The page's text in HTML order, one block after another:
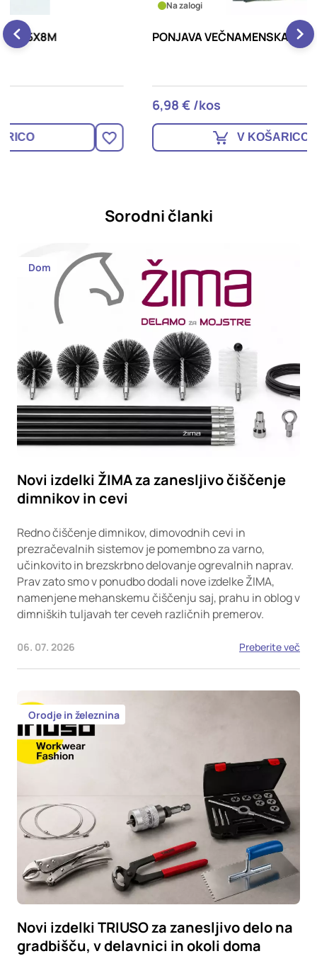
PONJAVA VEČNAMENSKA 2X3M
Sorodni članki
Dom
Novi izdelki ŽIMA za zanesljivo čiščenje
dimnikov in cevi
Redno čiščenje dimnikov, dimovodnih cevi in
prezračevalnih sistemov je pomembno za varno,
učinkovito in brezskrbno delovanje ogrevalnih naprav.
Prav zato smo v ponudbo dodali nove izdelke ŽIMA,
namenjene mehanskemu čiščenju saj, prahu in oblog v
dimniških tuljavah ter ceveh različnih premerov.
06. 07. 2026 Preberite več
Orodje in železnina
Novi izdelki TRIUSO za zanesljivo delo na
gradbišču, v delavnici in okoli doma